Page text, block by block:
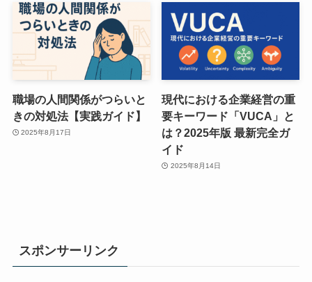
職場の人間関係がつらいと
きの対処法【実践ガイド】
2025年8月17日
現代における企業経営の重
要キーワード「VUCA」と
は？2025年版 最新完全ガ
イド
2025年8月14日
スポンサーリンク